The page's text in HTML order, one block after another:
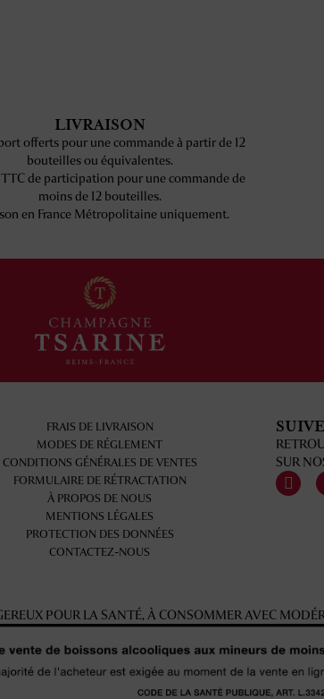
LIVRAISON
offerts pour une commande à partir de 12
bouteilles ou équivalentes.
TTC de participation pour une commande de
moins de 12 bouteilles.
en France Métropolitaine uniquement.
FRAIS DE LIVRAISON
MODES DE RÉGLEMENT
CONDITIONS GÉNÉRALES DE VENTES
FORMULAIRE DE RÉTRACTATION
À PROPOS DE NOUS
MENTIONS LÉGALES
PROTECTION DES DONNÉES
CONTACTEZ-NOUS
SUR
POUR LA SANTÉ, À CONSOMMER AVEC